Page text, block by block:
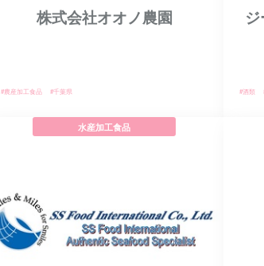
株式会社オオノ農園
#農産加工食品 #千葉県 #酒類
水産加工食品